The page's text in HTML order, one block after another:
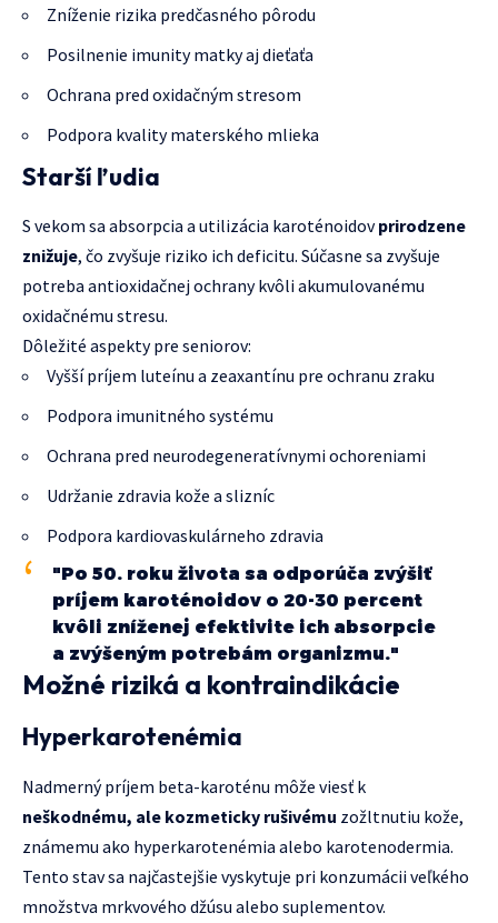
Zníženie rizika predčasného pôrodu
Posilnenie imunity matky aj dieťaťa
Ochrana pred oxidačným stresom
Podpora kvality materského mlieka
Starší ľudia
S vekom sa absorpcia a utilizácia karoténoidovprirodzene
znižuje, čo zvyšuje riziko ich deficitu. Súčasne sa zvyšuje
potreba antioxidačnej ochrany kvôli akumulovanému
oxidačnému stresu.
Dôležité aspekty pre seniorov:
Vyšší príjem luteínu a zeaxantínu pre ochranu zraku
Podpora imunitného systému
Ochrana pred neurodegeneratívnymi ochoreniami
Udržanie zdravia kože a slizníc
Podpora kardiovaskulárneho zdravia
"Po 50. roku života sa odporúča zvýšiť
príjem karoténoidov o 20-30 percent
kvôli zníženej efektivite ich absorpcie
a zvýšeným potrebám organizmu."
Možné riziká a kontraindikácie
Hyperkarotenémia
Nadmerný príjem beta-karoténu môže viesť k
neškodnému, ale kozmeticky rušivému zožltnutiu kože,
známemu ako hyperkarotenémia alebo karotenodermia.
Tento stav sa najčastejšie vyskytuje pri konzumácii veľkého
množstva mrkvového džúsu alebo suplementov.